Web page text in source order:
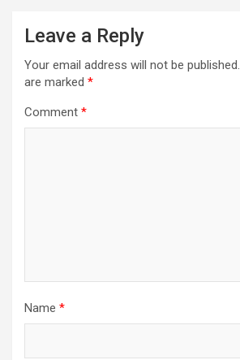
Leave a Reply
Your email address will not be published.
are marked *
Comment *
Name *